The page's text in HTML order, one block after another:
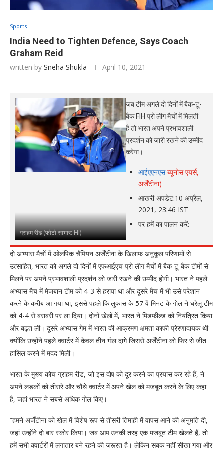
Sports
India Need to Tighten Defence, Says Coach
Graham Reid
written by Sneha Shukla April 10, 2021
ग्राहम रीड (फोटो साभार: HI)
जब टीम अगले दो दिनों में बैक-टू-
बैक FIH प्रो लीग मैचों में मिलती
है तो भारत अपने प्रभावशाली
प्रदर्शन को जारी रखने की उम्मीद
करेगा।
आईएएनएस ब्यूनोस एयर्स,
अर्जेंटीना)
आखरी अपडेट:10 अप्रैल,
2021, 23:46 IST
पर हमें का पालन करें:
दो अभ्यास मैचों में ओलंपिक चैंपियन अर्जेंटीना के खिलाफ अनुकूल परिणामों से
उत्साहित, भारत को अगले दो दिनों में एफआईएच प्रो लीग मैचों में बैक-टू-बैक टीमों से
मिलने पर अपने प्रभावशाली प्रदर्शन को जारी रखने की उम्मीद होगी। भारत ने पहले
अभ्यास मैच में मेजबान टीम को 4-3 से हराया था और दूसरे मैच में भी उसे परेशान
करने के करीब आ गया था, इससे पहले कि लुकास के 57 वें मिनट के गोल ने घरेलू टीम
को 4-4 से बराबरी पर ला दिया। दोनों खेलों में, भारत ने मिडफील्ड को नियंत्रित किया
और बढ़त ली। दूसरे अभ्यास गेम में भारत की आक्रमण क्षमता काफी प्रेरणादायक थी
क्योंकि उन्होंने पहले क्वार्टर में केवल तीन गोल दागे जिससे अर्जेंटीना को फिर से जीत
हासिल करने में मदद मिली।
भारत के मुख्य कोच ग्राहम रीड, जो इस दोष को दूर करने का प्रयास कर रहे हैं, ने
अपने लड़कों को तीसरे और चौथे क्वार्टर में अपने खेल को मजबूत करने के लिए कहा
है, जहां भारत ने सबसे अधिक गोल किए।
“हमने अर्जेंटीना को खेल में विशेष रूप से तीसरी तिमाही में वापस आने की अनुमति दी,
जहां उन्होंने दो बार स्कोर किया। जब आप उनकी तरह एक मजबूत टीम खेलते हैं, तो
हमें सभी क्वार्टरों में लगातार बने रहने की जरूरत है। लेकिन सबक नहीं सीखा गया और